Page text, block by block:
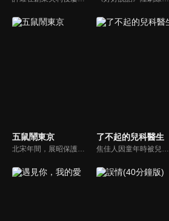
五鼠鬧東京
北宋年間，展昭保護包拯有功被宋仁宗封為「御貓」，太師龐吉嫉妒包拯，派人到險空島挑撥五鼠，五鼠決定到東京去和展昭比一比武藝，途中，他們遇到了太師的兒子龐昱，他在陳州奸淫擄掠、無惡不作，五鼠出於公義殺了龐昱，而太師得知之後，決心為兒子報仇，因此再設計陷害五鼠和包拯。
了不起的兒科醫生
焦佳人因童年時被兒科醫生谷立峯救過一命，從此立下當兒科醫生的畢生志願。長大後順利進入精英雲集的童馨醫院，焦佳人和並肩作戰的同事鄧子昂、谷佳人、王航等經歷了重重的考驗，不僅要在臨牀一線與病魔做鬥爭，還要面對生活中的種種困境。最後，他們迎來了更美好的未來，也完成了自身的成長與昇華。